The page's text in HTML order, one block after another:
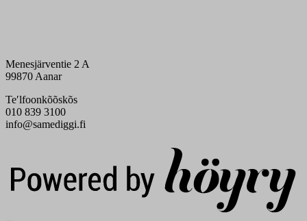
Menesjärventie 2 A
99870 Aanar
Teʹlfoonkõõskõs
010 839 3100
info@samediggi.fi